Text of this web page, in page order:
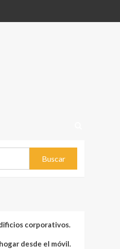
corporativos.
desde el móvil.